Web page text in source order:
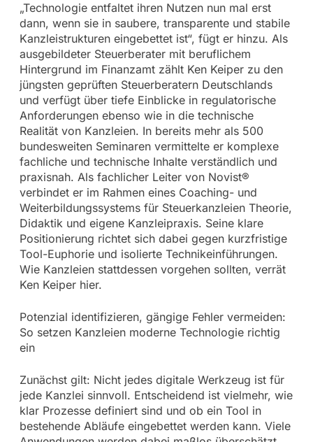
„Technologie entfaltet ihren Nutzen nun mal erst
dann, wenn sie in saubere, transparente und stabile
Kanzleistrukturen eingebettet ist“, fügt er hinzu. Als
ausgebildeter Steuerberater mit beruflichem
Hintergrund im Finanzamt zählt Ken Keiper zu den
jüngsten geprüften Steuerberatern Deutschlands
und verfügt über tiefe Einblicke in regulatorische
Anforderungen ebenso wie in die technische
Realität von Kanzleien. In bereits mehr als 500
bundesweiten Seminaren vermittelte er komplexe
fachliche und technische Inhalte verständlich und
praxisnah. Als fachlicher Leiter von Novist®
verbindet er im Rahmen eines Coaching- und
Weiterbildungssystems für Steuerkanzleien Theorie,
Didaktik und eigene Kanzleipraxis. Seine klare
Positionierung richtet sich dabei gegen kurzfristige
Tool-Euphorie und isolierte Technikeinführungen.
Wie Kanzleien stattdessen vorgehen sollten, verrät
Ken Keiper hier.
Potenzial identifizieren, gängige Fehler vermeiden:
So setzen Kanzleien moderne Technologie richtig
ein
Zunächst gilt: Nicht jedes digitale Werkzeug ist für
jede Kanzlei sinnvoll. Entscheidend ist vielmehr, wie
klar Prozesse definiert sind und ob ein Tool in
bestehende Abläufe eingebettet werden kann. Viele